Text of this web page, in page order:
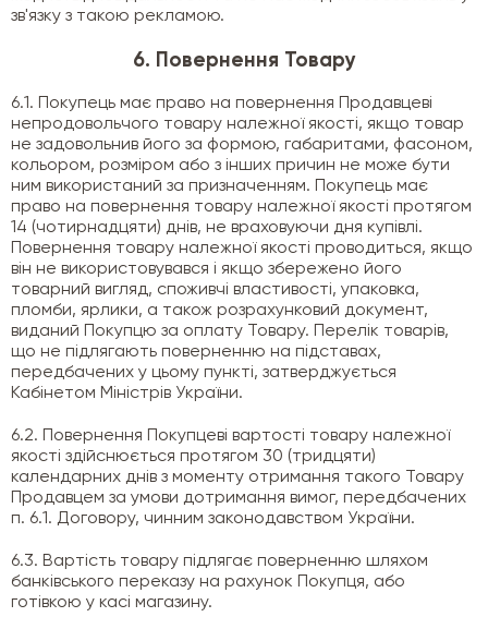
зв'язку з такою рекламою.
6. Повернення Товару
6.1. Покупець має право на повернення Продавцеві
непродовольчого товару належної якості, якщо товар
не задовольнив його за формою, габаритами, фасоном,
кольором, розміром або з інших причин не може бути
ним використаний за призначенням. Покупець має
право на повернення товару належної якості протягом
14 (чотирнадцяти) днів, не враховуючи дня купівлі.
Повернення товару належної якості проводиться, якщо
він не використовувався і якщо збережено його
товарний вигляд, споживчі властивості, упаковка,
пломби, ярлики, а також розрахунковий документ,
виданий Покупцю за оплату Товару. Перелік товарів,
що не підлягають поверненню на підставах,
передбачених у цьому пункті, затверджується
Кабінетом Міністрів України.
6.2. Повернення Покупцеві вартості товару належної
якості здійснюється протягом 30 (тридцяти)
календарних днів з моменту отримання такого Товару
Продавцем за умови дотримання вимог, передбачених
п. 6.1. Договору, чинним законодавством України.
6.3. Вартість товару підлягає поверненню шляхом
банківського переказу на рахунок Покупця, або
готівкою у касі магазину.